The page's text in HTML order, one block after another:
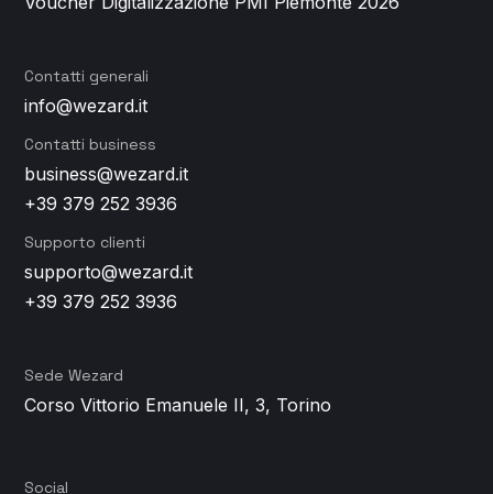
Contatti generali
info@wezard.it
Contatti business
business@wezard.it
+39 379 252 3936
Supporto clienti
supporto@wezard.it
+39 379 252 3936
Sede Wezard
Corso Vittorio Emanuele II, 3, Torino
Social